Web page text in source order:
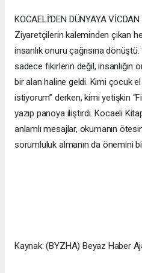
KOCAELİ’DEN DÜNYAYA
Ziyaretçilerin kaleminden çıkan
insanlık onuru çağrısına
sadece fikirlerin değil, insanlığın
bir alan haline geldi. Kimi çocuk el
istiyorum” derken, kimi yetişkin
yazıp panoya iliştirdi. Kocaeli
anlamlı mesajlar, okumanın
sorumluluk almanın da önemini
Kaynak: (BYZHA) Beyaz Haber